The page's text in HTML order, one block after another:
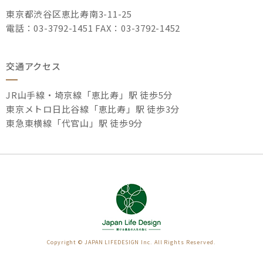
東京都渋谷区恵比寿南3-11-25
電話：03-3792-1451 FAX：03-3792-1452
交通アクセス
JR山手線・埼京線「恵比寿」駅 徒歩5分
東京メトロ日比谷線「恵比寿」駅 徒歩3分
東急東横線「代官山」駅 徒歩9分
Copyright © JAPAN LIFEDESIGN Inc. All Rights Reserved.